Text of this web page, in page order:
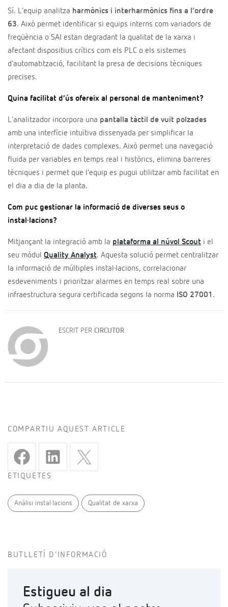
Sí. L’equip analitza harmònics i interharmònics fins a l’ordre
63. Això permet identificar si equips interns com variadors de
freqüència o SAI estan degradant la qualitat de la xarxa i
afectant dispositius crítics com els PLC o els sistemes
d’automatització, facilitant la presa de decisions tècniques
precises.
Quina facilitat d’ús ofereix al personal de manteniment?
L’analitzador incorpora una pantalla tàctil de vuit polzades
amb una interfície intuïtiva dissenyada per simplificar la
interpretació de dades complexes. Això permet una navegació
fluida per variables en temps real i històrics, elimina barreres
tècniques i permet que l’equip es pugui utilitzar amb facilitat en
el dia a dia de la planta.
Com puc gestionar la informació de diverses seus o
instal·lacions?
Mitjançant la integració amb la plataforma al núvol Scout i el
seu mòdul Quality Analyst. Aquesta solució permet centralitzar
la informació de múltiples instal·lacions, correlacionar
esdeveniments i prioritzar alarmes en temps real sobre una
infraestructura segura certificada segons la norma ISO 27001 .
ESCRIT PER CIRCUTOR
COMPARTIU AQUEST ARTICLE
ETIQUETES
Anàlisi instal·lacions Qualitat de xarxa
BUTLLETÍ D’INFORMACIÓ
Estigueu al dia